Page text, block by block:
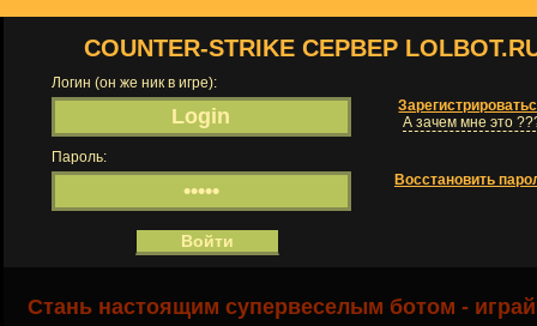
COUNTER-STRIKE СЕРВЕР
Логин (он же ник в игре):
А зачем мне это
Пароль:
Восстановить
Стань настоящим супервеселым ботом -